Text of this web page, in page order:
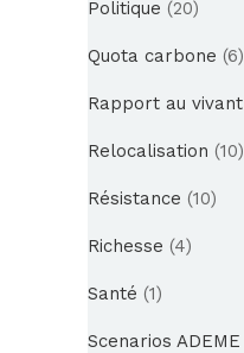
Politique (20)
Quota carbone (6)
Rapport au vivant
Relocalisation (10)
Résistance (10)
Richesse (4)
Santé (1)
Scenarios ADEME